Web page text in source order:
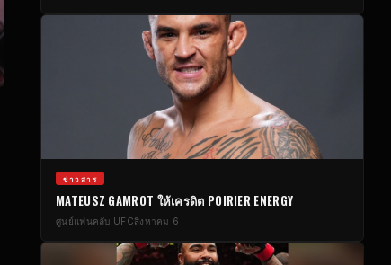
ข่าวสาร
MATEUSZ GAMROT ให้เครดิต POIRIER ENERGY
ศูนย์แฟนคลับ UFCสิงหาคม 6